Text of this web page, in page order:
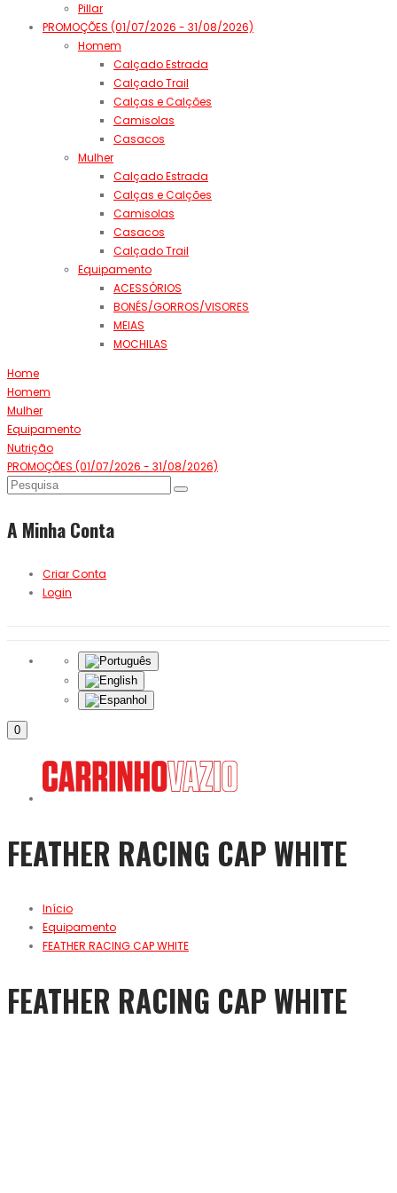
Pillar
PROMOÇÕES (01/07/2026 - 31/08/2026)
Homem
Calçado Estrada
Calçado Trail
Calças e Calções
Camisolas
Casacos
Mulher
Calçado Estrada
Calças e Calções
Camisolas
Casacos
Calçado Trail
Equipamento
ACESSÓRIOS
BONÉS/GORROS/VISORES
MEIAS
MOCHILAS
Home
Homem
Mulher
Equipamento
Nutrição
PROMOÇÕES (01/07/2026 - 31/08/2026)
A Minha Conta
Criar Conta
Login
0
FEATHER RACING CAP WHITE
Início
Equipamento
FEATHER RACING CAP WHITE
FEATHER RACING CAP WHITE